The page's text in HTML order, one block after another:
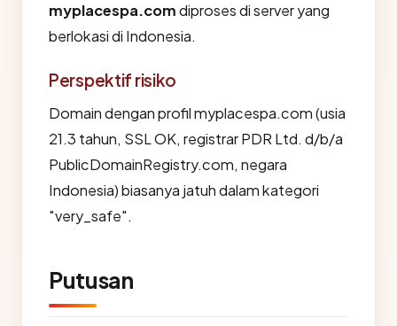
myplacespa.comdiproses di server yang
berlokasi di Indonesia.
Perspektif risiko
Domain dengan profil myplacespa.com (usia
21.3 tahun, SSL OK, registrar PDR Ltd. d/b/a
PublicDomainRegistry.com, negara
Indonesia) biasanya jatuh dalam kategori
"very_safe".
Putusan